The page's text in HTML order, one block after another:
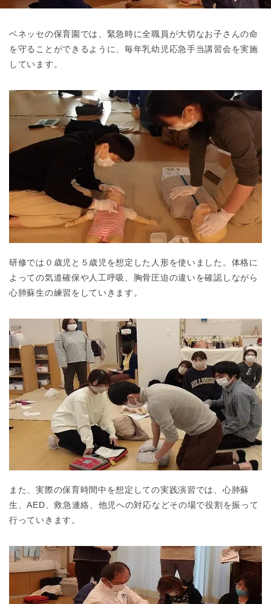
ベネッセの保育園では、緊急時に全職員が大切なお子さんの命
を守ることができるように、毎年乳幼児応急手当講習会を実施
しています。
研修では０歳児と５歳児を想定した人形を使いました。体格に
よっての気道確保や人工呼吸、胸骨圧迫の違いを確認しながら
心肺蘇生の練習をしていきます。
また、実際の保育時間中を想定しての実践演習では、心肺蘇
生、AED、救急連絡、他児への対応などその場で役割を振って
行っていきます。